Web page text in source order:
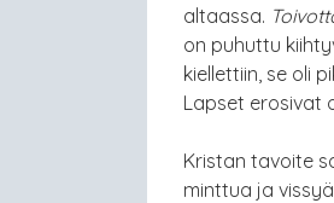
altaassa.
on puhuttu
kiellettiin, se oli
Lapset erosivat
Kristan tavoite
minttua ja